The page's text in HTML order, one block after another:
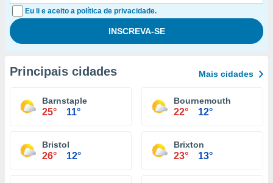
Eu li e aceito a política de privacidade.
Principais cidades Mais cidades
Barnstaple
25° 11°
Bournemouth
22° 12°
Bristol
26° 12°
Brixton
23° 13°